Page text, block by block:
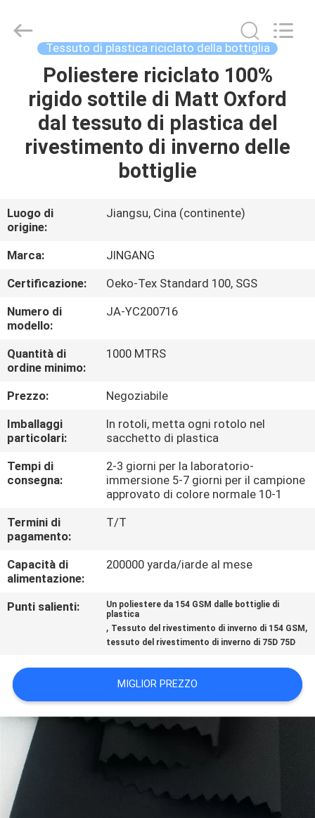
CASA
PRODOTTI
GIRO
DELLA
FABBRICA
CONTROLLO
DI
QUALITÀ
CONTATTICI
NOTIZIE
NEWS
SITO
PRIVACY
POLICY
Textile
Co.,Ltd.
Tessuto di plastica riciclato della bottiglia
Poliestere riciclato 100%
rigido sottile di Matt Oxford
dal tessuto di plastica del
rivestimento di inverno delle
bottiglie
Luogo di
origine:
Jiangsu, Cina (continente)
Marca:
JINGANG
Certificazione:
Oeko-Tex Standard 100, SGS
Numero di
modello:
JA-YC200716
Quantità di
ordine minimo:
1000 MTRS
Prezzo:
Negoziabile
Imballaggi
particolari:
In rotoli, metta ogni rotolo nel
sacchetto di plastica
Tempi di
consegna:
2-3 giorni per la laboratorio-
immersione 5-7 giorni per il campione
approvato di colore normale 10-1
Termini di
pagamento:
T/T
Capacità di
alimentazione:
200000 yarda/iarde al mese
Punti salienti:
Un poliestere da 154 GSM dalle bottiglie di
plastica
, Tessuto del rivestimento di inverno di 154 GSM ,
tessuto del rivestimento di inverno di 75D 75D
MIGLIOR PREZZO